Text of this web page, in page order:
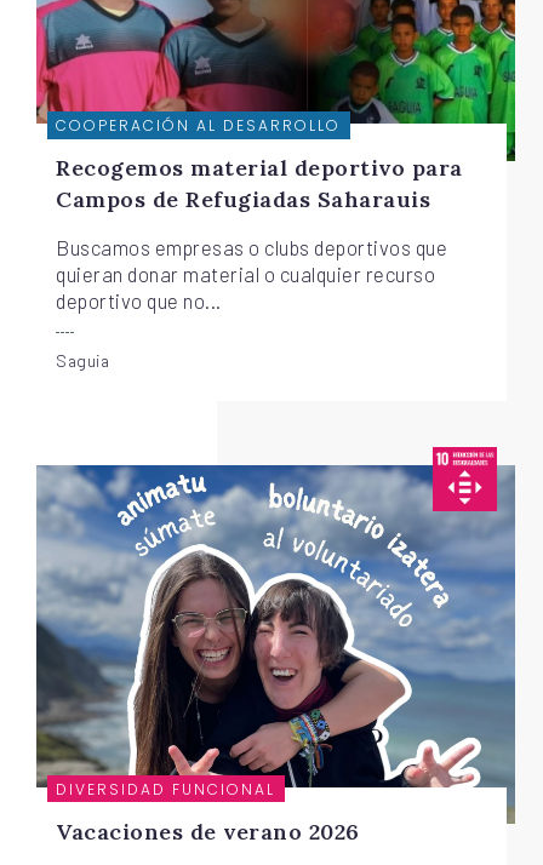
COOPERACIÓN AL DESARROLLO
Recogemos material deportivo para
Campos de Refugiadas Saharauis
Buscamos empresas o clubs deportivos que
quieran donar material o cualquier recurso
deportivo que no...
Saguia
DIVERSIDAD FUNCIONAL
Vacaciones de verano 2026